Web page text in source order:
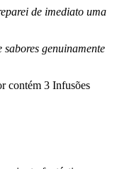
de imediato uma
sabores genuinamente
contém 3 Infusões